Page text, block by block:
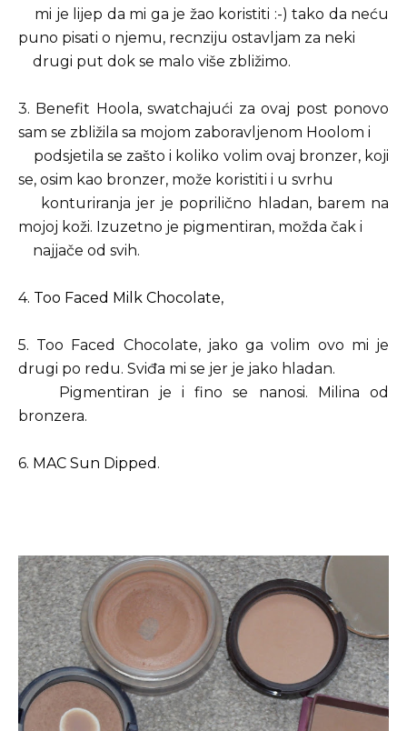
mi je lijep da mi ga je žao koristiti :-) tako da neću
puno pisati o njemu, recnziju ostavljam za neki
drugi put dok se malo više zbližimo.
3. Benefit Hoola, swatchajući za ovaj post ponovo
sam se zbližila sa mojom zaboravljenom Hoolom i
podsjetila se zašto i koliko volim ovaj bronzer, koji
se, osim kao bronzer, može koristiti i u svrhu
konturiranja jer je poprilično hladan, barem na
mojoj koži. Izuzetno je pigmentiran, možda čak i
najjače od svih.
4. Too Faced Milk Chocolate,
5. Too Faced Chocolate, jako ga volim ovo mi je
drugi po redu. Sviđa mi se jer je jako hladan.
Pigmentiran je i fino se nanosi. Milina od
bronzera.
6. MAC Sun Dipped .